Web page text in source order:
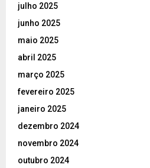
julho 2025
junho 2025
maio 2025
abril 2025
março 2025
fevereiro 2025
janeiro 2025
dezembro 2024
novembro 2024
outubro 2024